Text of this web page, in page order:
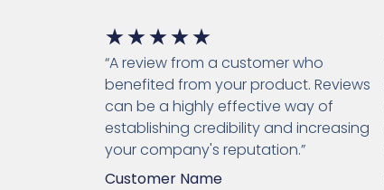
★★★★★Rated
5
out
of
5
“A review from a customer who
benefited from your product. Reviews
can be a highly effective way of
establishing credibility and increasing
your company's reputation.”
Customer Name